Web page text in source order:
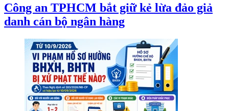
Công an TPHCM bắt giữ kẻ lừa đảo giả
danh cán bộ ngân hàng